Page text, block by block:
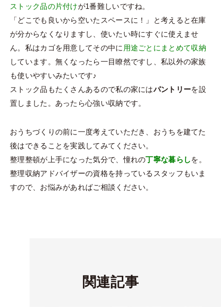
ストック品の片付けが1番難しいですね。
「どこでも良いから空いたスペースに！」と考えると在庫
が分からなくなりますし、使いたい時にすぐに使えませ
ん。私はカゴを用意してその中に 用途ごとにまとめて収納
しています。無くなったら一目瞭然ですし、私以外の家族
も使いやすいみたいです♪
ストック品もたくさんあるので私の家にはパントリーを設
置しました。あったら心強い収納です。
おうちづくりの前に一度考えていただき、おうちを建てた
後はできることを実践してみてください。
整理整頓が上手になった気分で、憧れの丁寧な暮らしを。
整理収納アドバイザーの資格を持っているスタッフもいま
すので、お悩みがあればご相談ください。
関連記事